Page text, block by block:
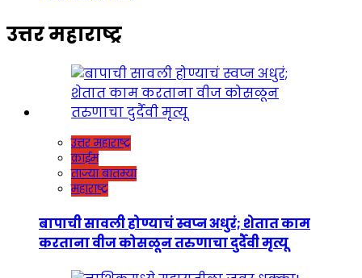
उत्तर महाराष्ट्र
उत्तर महाराष्ट्र
क्राईम
ताज्या बातम्या
महाराष्ट्र
बापाची सावली होण्याचं स्वप्न अधुरं; शेतात काम
करताना वीज कोसळून तरुणाचा दुर्दैवी मृत्यू